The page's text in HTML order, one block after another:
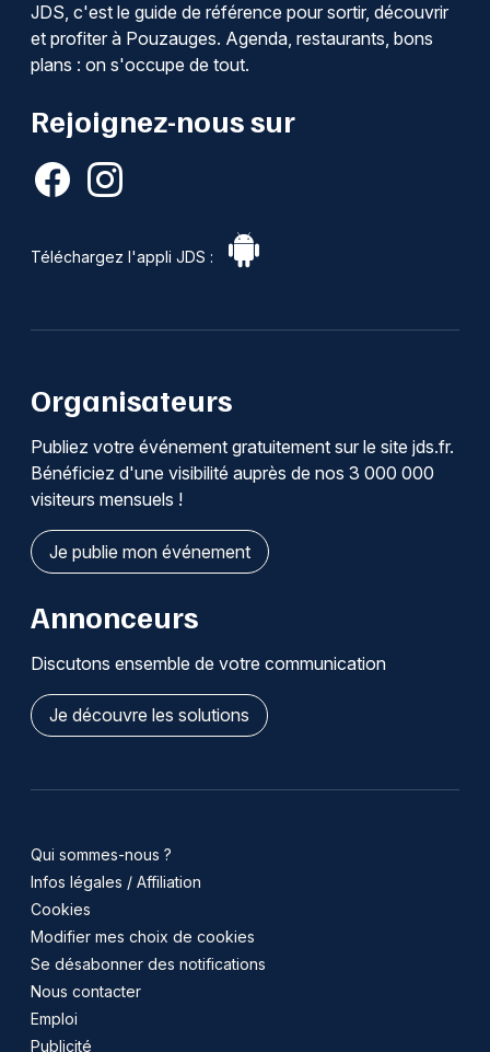
JDS, c'est le guide de référence pour sortir, découvrir
et profiter à Pouzauges. Agenda, restaurants, bons
plans : on s'occupe de tout.
Rejoignez-nous sur
Téléchargez l'appli JDS :
Organisateurs
Publiez votre événement gratuitement sur le site jds.fr.
Bénéficiez d'une visibilité auprès de nos 3 000 000
visiteurs mensuels !
Je publie mon événement
Annonceurs
Discutons ensemble de votre communication
Je découvre les solutions
Qui sommes-nous ?
Infos légales / Affiliation
Cookies
Modifier mes choix de cookies
Se désabonner des notifications
Nous contacter
Emploi
Publicité